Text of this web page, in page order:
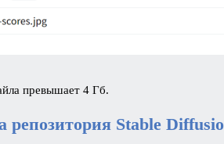
превышает 4 Гб.
репозитория Stable